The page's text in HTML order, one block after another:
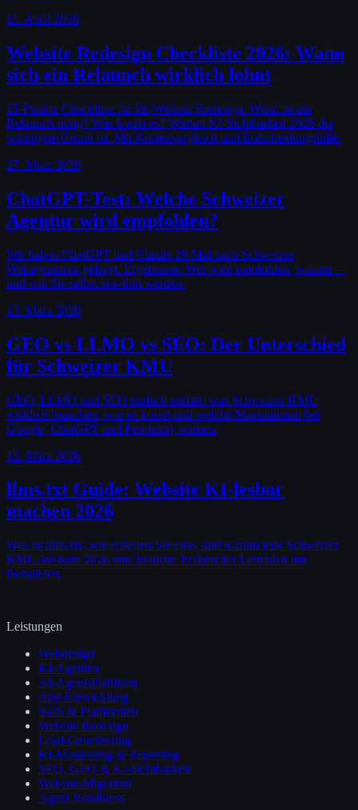
11. April 2026
Website Redesign Checkliste 2026: Wann
sich ein Relaunch wirklich lohnt
15-Punkte Checkliste für Ihr Website Redesign. Wann ist ein
Relaunch nötig? Was kostet es? Warum KI-Sichtbarkeit 2026 der
wichtigste Grund ist. Mit Kostenvergleich und Entscheidungshilfe.
27. März 2026
ChatGPT-Test: Welche Schweizer
Agentur wird empfohlen?
Wir haben ChatGPT und Claude 29 Mal nach Schweizer
Webagenturen gefragt. Ergebnisse: Wer wird empfohlen, warum —
und wie Sie selbst erwähnt werden.
13. März 2026
GEO vs LLMO vs SEO: Der Unterschied
für Schweizer KMU
GEO, LLMO und SEO einfach erklärt: was Schweizer KMU
wirklich brauchen, was es kostet und welche Massnahmen bei
Google, ChatGPT und Perplexity wirken.
12. März 2026
llms.txt Guide: Website KI-lesbar
machen 2026
Was ist llms.txt, wie erstellen Sie eine, und warum jede Schweizer
KMU-Website 2026 eine braucht. Praktischer Leitfaden mit
Beispielen.
Leistungen
Webdesign
KI-Agenten
AI-Agent-Plattform
App Entwicklung
SaaS & Plattformen
Website Redesign
Lead-Generierung
KI-Monitoring & Reporting
SEO, GEO & KI-Sichtbarkeit
Website-Migration
Agent Readiness